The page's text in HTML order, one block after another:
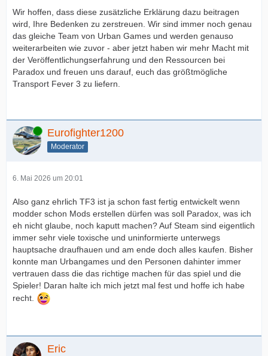
Wir hoffen, dass diese zusätzliche Erklärung dazu beitragen
wird, Ihre Bedenken zu zerstreuen. Wir sind immer noch genau
das gleiche Team von Urban Games und werden genauso
weiterarbeiten wie zuvor - aber jetzt haben wir mehr Macht mit
der Veröffentlichungserfahrung und den Ressourcen bei
Paradox und freuen uns darauf, euch das größtmögliche
Transport Fever 3 zu liefern.
Online Eurofighter1200
Moderator
6. Mai 2026 um 20:01
Also ganz ehrlich TF3 ist ja schon fast fertig entwickelt wenn
modder schon Mods erstellen dürfen was soll Paradox, was ich
eh nicht glaube, noch kaputt machen? Auf Steam sind eigentlich
immer sehr viele toxische und uninformierte unterwegs
hauptsache draufhauen und am ende doch alles kaufen. Bisher
konnte man Urbangames und den Personen dahinter immer
vertrauen dass die das richtige machen für das spiel und die
Spieler! Daran halte ich mich jetzt mal fest und hoffe ich habe
recht.
Eric